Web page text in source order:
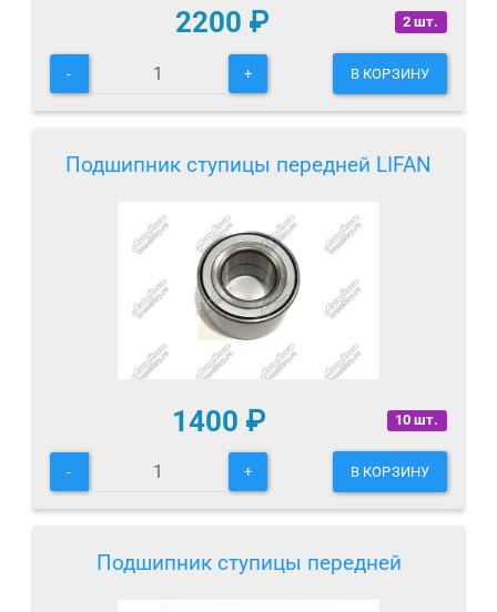
2 шт.
2200 ₽
- + В КОРЗИНУ
Подшипник ступицы передней LIFAN
10 шт.
1400 ₽
- + В КОРЗИНУ
Подшипник ступицы передней